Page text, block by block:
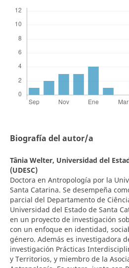
Biografía del autor/a
Tânia Welter, Universidad del
(UDESC)
Doctora en Antropología por la
Santa Catarina. Se desempeña
parcial del Departamento de
Universidad del Estado de Santa
en un proyecto de investigación
con un enfoque en identidad,
género. Además es investigadora
investigación Prácticas
y Territorios, y miembro de la